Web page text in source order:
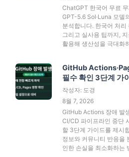
ChatGPT 한국어 무료
GPT-5.6 Sol·Luna 모델
분석합니다. 한국어 처리
그리고 실사용 팁까지,
활용해 생산성을 극대화
GitHub
필수 확인 3단계 가
작성자: 도경
8월 7, 2026
GitHub Actions 장애 발
CI/CD 파이프라인 중단
할 3단계 가이드를 제시
정보와 커뮤니티 반응을
인한 손실을 최소화하는